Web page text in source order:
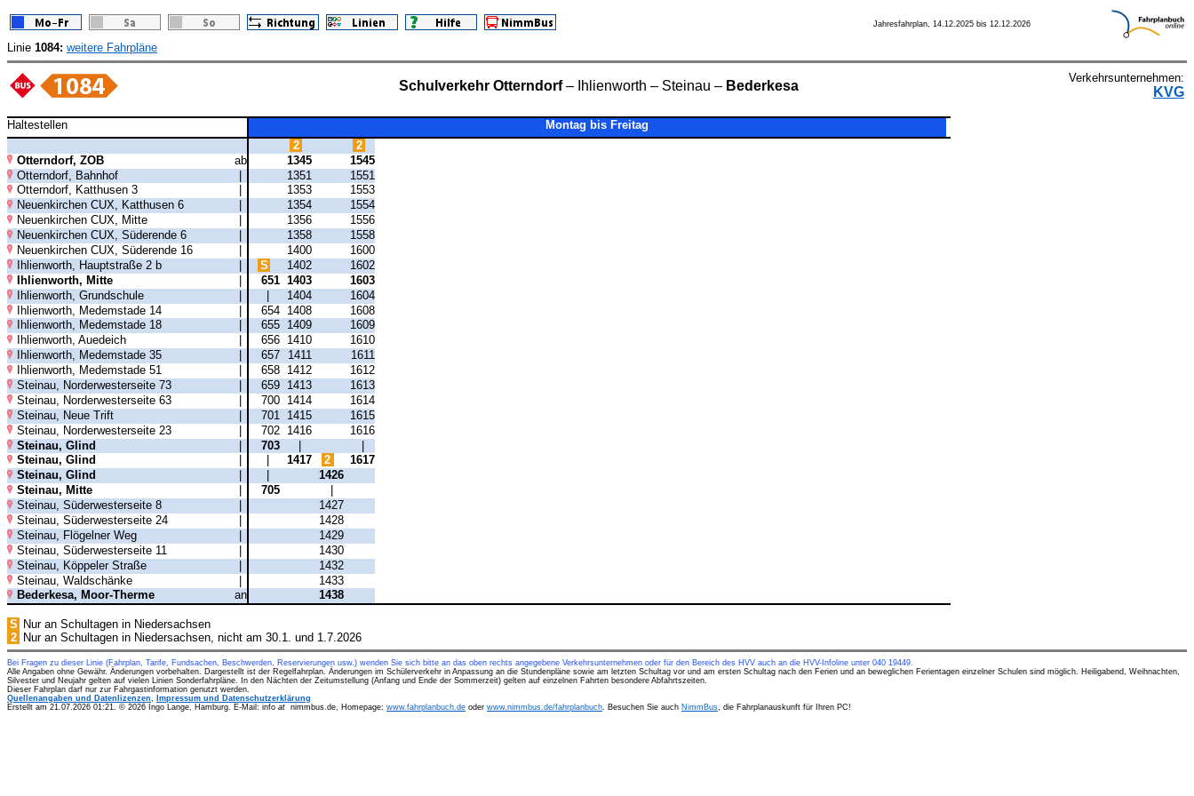
Jahresfahrplan, 14.12.2025 bis 12.12.2026
Linie 1084: weitere Fahrpläne
Schulverkehr Otterndorf– Ihlienworth – Steinau – Bederkesa
Verkehrsunternehmen:
KVG
Haltestellen
Montag bis Freitag
2
2
Otterndorf, ZOB
ab 1345
1545
Otterndorf, Bahnhof
| 1351
1551
Otterndorf, Katthusen 3
1353
1553
Neuenkirchen CUX, Katthusen 6
1354
1554
Neuenkirchen CUX, Mitte
1356
1556
Neuenkirchen CUX, Süderende 6
1358
1558
Neuenkirchen CUX, Süderende 16
1400
1600
Ihlienworth, Hauptstraße 2 b
S 1402
1602
Ihlienworth, Mitte
651 1403
1603
Ihlienworth, Grundschule
| | 1404
1604
Ihlienworth, Medemstade 14
| 654 1408
1608
Ihlienworth, Medemstade 18
655 1409
1609
Ihlienworth, Auedeich
656 1410
1610
Ihlienworth, Medemstade 35
657 1411
1611
Ihlienworth, Medemstade 51
658 1412
1612
Steinau, Norderwesterseite 73
659 1413
1613
Steinau, Norderwesterseite 63
700 1414
1614
Steinau, Neue Trift
701 1415
1615
Steinau, Norderwesterseite 23
| 702 1416
1616
Steinau, Glind
| 703 |
|
Steinau, Glind
1417 2
1617
Steinau, Glind
1426
Steinau, Mitte
705
Steinau, Süderwesterseite 8
1427
Steinau, Süderwesterseite 24
1428
Steinau, Flögelner Weg
1429
Steinau, Süderwesterseite 11
1430
Steinau, Köppeler Straße
|
1432
Steinau, Waldschänke
|
1433
Bederkesa, Moor-Therme
an 1438
S Nur an Schultagen in Niedersachsen
2 Nur an Schultagen in Niedersachsen, nicht am 30.1. und 1.7.2026
Bei Fragen zu dieser Linie (Fahrplan, Tarife, Fundsachen, Beschwerden, Reservierungen usw.) wenden Sie sich bitte an das oben rechts angegebene Verkehrsunternehmen oder für den Bereich des HVV auch an die HVV-Infoline unter 040 19449.
Alle Angaben ohne Gewähr. Änderungen vorbehalten. Dargestellt ist der Regelfahrplan. Änderungen im Schülerverkehr in Anpassung an die Stundenpläne sowie am letzten Schultag vor und am ersten Schultag nach den Ferien und an beweglichen Ferientagen einzelner Schulen sind möglich. Heiligabend, Weihnachten,
Silvester und Neujahr gelten auf vielen Linien Sonderfahrpläne. In den Nächten der Zeitumstellung (Anfang und Ende der Sommerzeit) gelten auf einzelnen Fahrten besondere Abfahrtszeiten.
Dieser Fahrplan darf nur zur Fahrgastinformation genutzt werden.
Quellenangaben und Datenlizenzen,
Impressum und Datenschutzerklärung
Erstellt am 21.07.2026 01:21. © 2026 Ingo Lange, Hamburg. E-Mail: info at nimmbus.de, Homepage: www.fahrplanbuch.de oder www.nimmbus.de/fahrplanbuch. Besuchen Sie auch NimmBus, die Fahrplanauskunft für Ihren PC!